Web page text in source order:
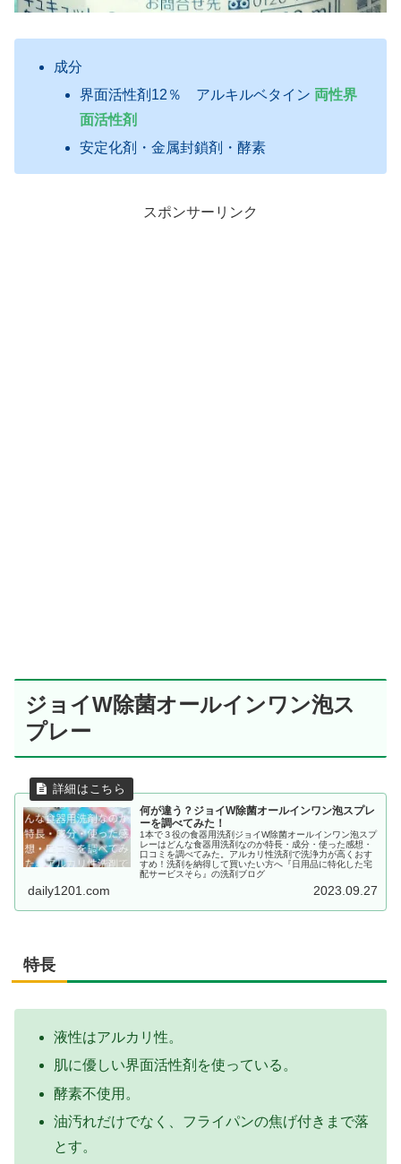
成分
界面活性剤12％ アルキルベタイン 両性界
面活性剤
安定化剤・金属封鎖剤・酵素
スポンサーリンク
ジョイW除菌オールインワン泡ス
プレー
何が違う？ジョイW除菌オールインワン泡スプレ
ーを調べてみた！
1本で３役の食器用洗剤ジョイW除菌オールインワン泡スプ
レーはどんな食器用洗剤なのか特長・成分・使った感想・
口コミを調べてみた。アルカリ性洗剤で洗浄力が高くおす
すめ！洗剤を納得して買いたい方へ『日用品に特化した宅
配サービスそら』の洗剤ブログ
daily1201.com 2023.09.27
特長
液性はアルカリ性。
肌に優しい界面活性剤を使っている。
酵素不使用。
油汚れだけでなく、フライパンの焦げ付きまで落
とす。